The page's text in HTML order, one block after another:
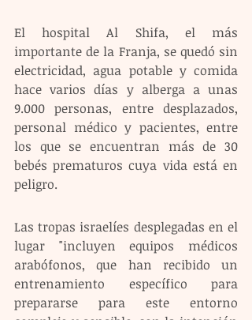
El hospital Al Shifa, el más
importante de la Franja, se quedó sin
electricidad, agua potable y comida
hace varios días y alberga a unas
9.000 personas, entre desplazados,
personal médico y pacientes, entre
los que se encuentran más de 30
bebés prematuros cuya vida está en
peligro.
Las tropas israelíes desplegadas en el
lugar "incluyen equipos médicos
arabófonos, que han recibido un
entrenamiento específico para
prepararse para este entorno